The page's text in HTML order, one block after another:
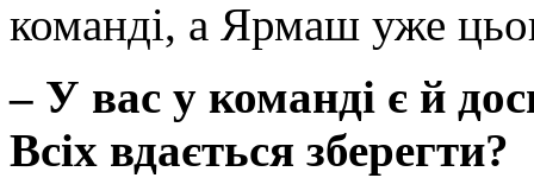
команді, а Ярмаш уже
– У вас у команді є й
Всіх вдається зберегти?